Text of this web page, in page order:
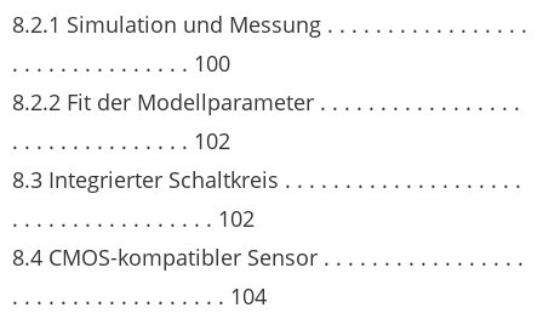
8.2.1 Simulation und Messung . . . . . . . . . . . . . . . . .
. . . . . . . . . . . . . . . 100
8.2.2 Fit der Modellparameter . . . . . . . . . . . . . . . . .
. . . . . . . . . . . . . . . 102
8.3 Integrierter Schaltkreis . . . . . . . . . . . . . . . . . . . .
. . . . . . . . . . . . . . . . . 102
8.4 CMOS-kompatibler Sensor . . . . . . . . . . . . . . . . .
. . . . . . . . . . . . . . . . . . 104